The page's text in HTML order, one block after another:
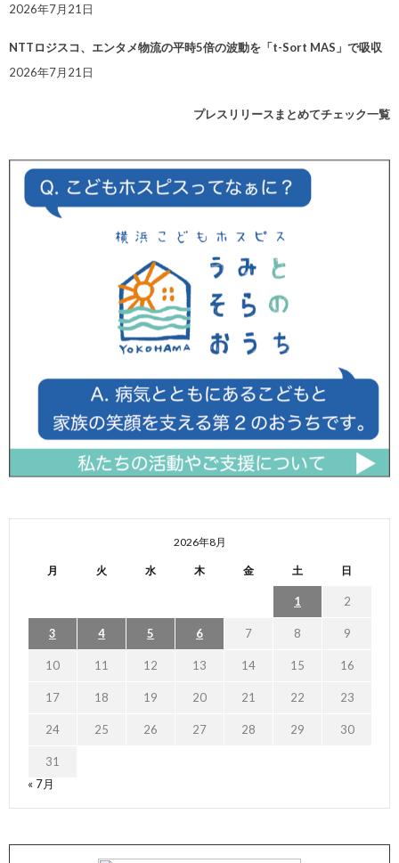
2026年7月21日
NTTロジスコ、エンタメ物流の平時5倍の波動を「t-Sort MAS」で吸収
2026年7月21日
プレスリリースまとめてチェック一覧
2026年8月
月 火 水 木 金 土 日
1 2
3 4 5 6 7 8 9
10 11 12 13 14 15 16
17 18 19 20 21 22 23
24 25 26 27 28 29 30
31
« 7月